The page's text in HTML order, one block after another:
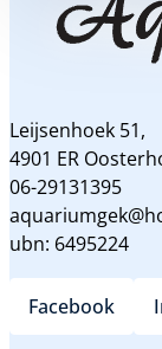
Leijsenhoek 51,
4901 ER
06-29131395
ubn: 6495224
Facebook